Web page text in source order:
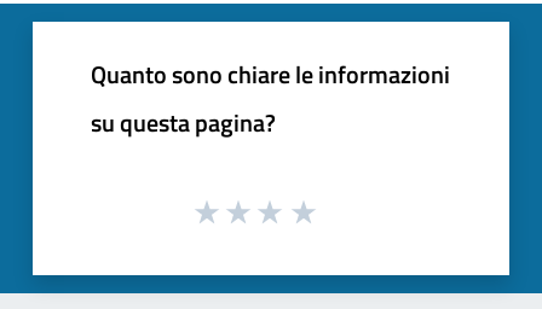
Quanto sono chiare le informazioni
su questa pagina?